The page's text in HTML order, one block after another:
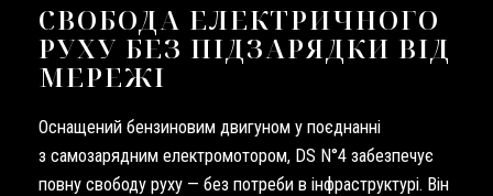
СВОБОДА ЕЛЕКТРИЧНОГО
РУХУ БЕЗ ПІДЗАРЯДКИ ВІД
МЕРЕЖІ
Оснащений бензиновим двигуном у поєднанні
з самозарядним електромотором, DS N°4 забезпечує
повну свободу руху — без потреби в інфраструктурі. Він